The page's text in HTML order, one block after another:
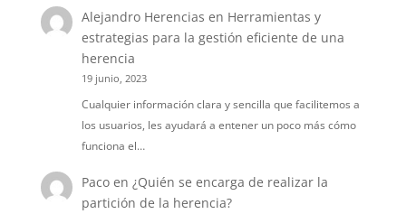
Alejandro Herencias en Herramientas y
estrategias para la gestión eficiente de una
herencia
19 junio, 2023
Cualquier información clara y sencilla que facilitemos a
los usuarios, les ayudará a entener un poco más cómo
funciona el…
Paco en¿Quién se encarga de realizar la
partición de la herencia?